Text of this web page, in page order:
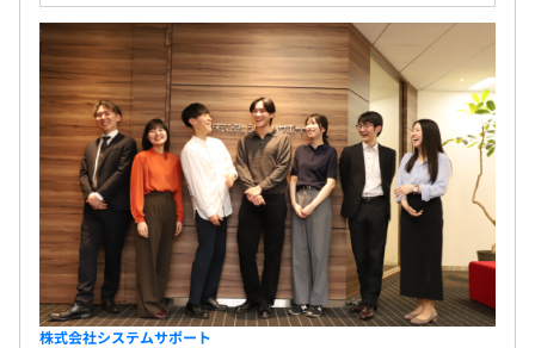
1,370名（2025年6月末現在）
プロジェクトの人数は3名～数十名程度で、平均は10名程
度です。
メンバーそれぞれの個性や強みを活かしながら、チーム体
制で仕事をしています。
株式会社システムサポート